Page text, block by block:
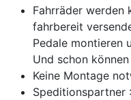
Fahrräder
fahrbereit
Pedale montieren
Und schon
Keine Montage
Speditionspartner